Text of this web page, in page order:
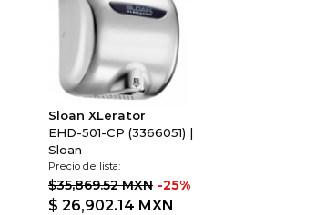
Sloan XLerator
EHD-501-CP (3366051) |
Sloan
Precio de lista:
$35,869.52 MXN -25%
$ 26,902.14 MXN